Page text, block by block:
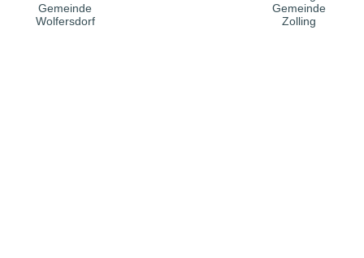
Gemeinde
Wolfersdorf
Gemeinde
Zolling